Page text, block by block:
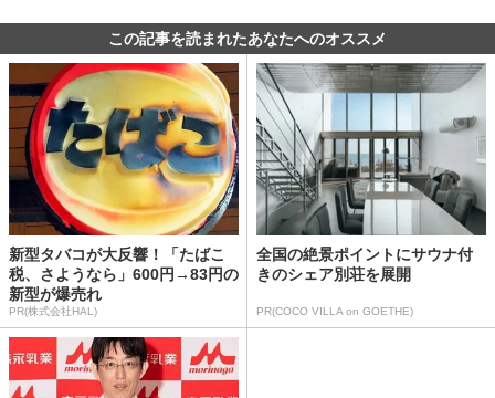
この記事を読まれたあなたへのオススメ
新型タバコが大反響！「たばこ
税、さようなら」600円→83円の
新型が爆売れ
PR(株式会社HAL)
全国の絶景ポイントにサウナ付
きのシェア別荘を展開
PR(COCO VILLA on GOETHE)